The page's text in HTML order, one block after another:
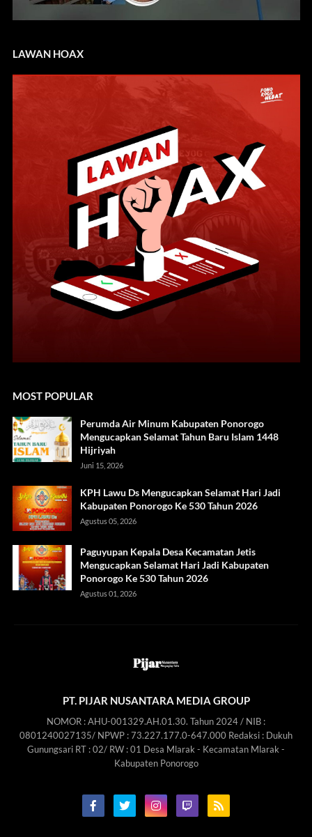
LAWAN HOAX
MOST POPULAR
Perumda Air Minum Kabupaten Ponorogo
Mengucapkan Selamat Tahun Baru Islam 1448
Hijriyah
Juni 15, 2026
KPH Lawu Ds Mengucapkan Selamat Hari Jadi
Kabupaten Ponorogo Ke 530 Tahun 2026
Agustus 05, 2026
Paguyupan Kepala Desa Kecamatan Jetis
Mengucapkan Selamat Hari Jadi Kabupaten
Ponorogo Ke 530 Tahun 2026
Agustus 01, 2026
PT. PIJAR NUSANTARA MEDIA GROUP
NOMOR : AHU-001329.AH.01.30. Tahun 2024 / NIB :
0801240027135/ NPWP : 73.227.177.0-647.000 Redaksi : Dukuh
Gunungsari RT : 02/ RW : 01 Desa Mlarak - Kecamatan Mlarak -
Kabupaten Ponorogo